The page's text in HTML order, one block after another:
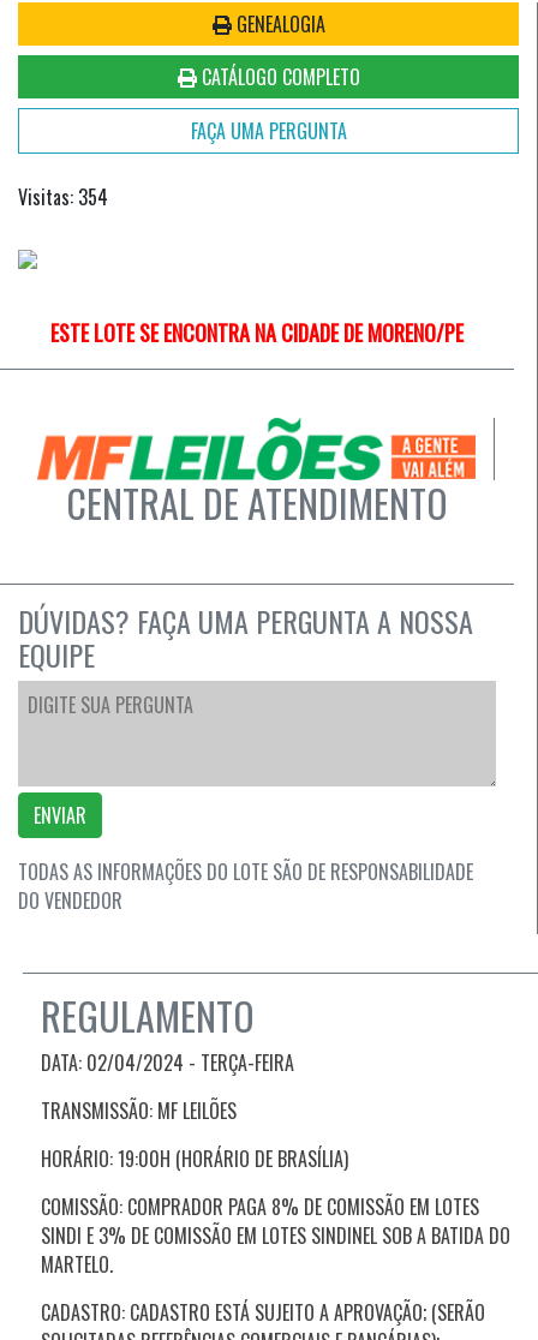
GENEALOGIA
CATÁLOGO COMPLETO
FAÇA UMA PERGUNTA
Visitas: 354
ESTE LOTE SE ENCONTRA NA CIDADE DE MORENO/PE
CENTRAL DE ATENDIMENTO
DÚVIDAS? FAÇA UMA PERGUNTA A NOSSA
EQUIPE
ENVIAR
TODAS AS INFORMAÇÕES DO LOTE SÃO DE RESPONSABILIDADE
DO VENDEDOR
REGULAMENTO
DATA: 02/04/2024 - TERÇA-FEIRA
TRANSMISSÃO: MF LEILÕES
HORÁRIO: 19:00H (HORÁRIO DE BRASÍLIA)
COMISSÃO: COMPRADOR PAGA 8% DE COMISSÃO EM LOTES
SINDI E 3% DE COMISSÃO EM LOTES SINDINEL SOB A BATIDA DO
MARTELO.
CADASTRO: CADASTRO ESTÁ SUJEITO A APROVAÇÃO; (SERÃO